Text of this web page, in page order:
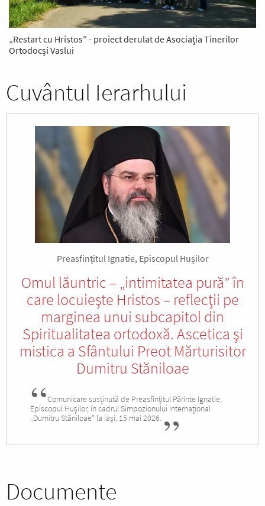
„Restart cu Hristos” - proiect derulat de Asociația Tinerilor
Ortodocși Vaslui
Cuvântul Ierarhului
Preasfințitul Ignatie, Episcopul Hușilor
Omul lăuntric – „intimitatea pură” în
care locuieşte Hristos – reflecţii pe
marginea unui subcapitol din
Spiritualitatea ortodoxă. Ascetica şi
mistica a Sfântului Preot Mărturisitor
Dumitru Stăniloae
Comunicare susținută de Preasfințitul Părinte Ignatie,
Episcopul Hușilor, în cadrul Simpozionului Internațional
„Dumitru Stăniloae” la Iași, 15 mai 2026.
Documente